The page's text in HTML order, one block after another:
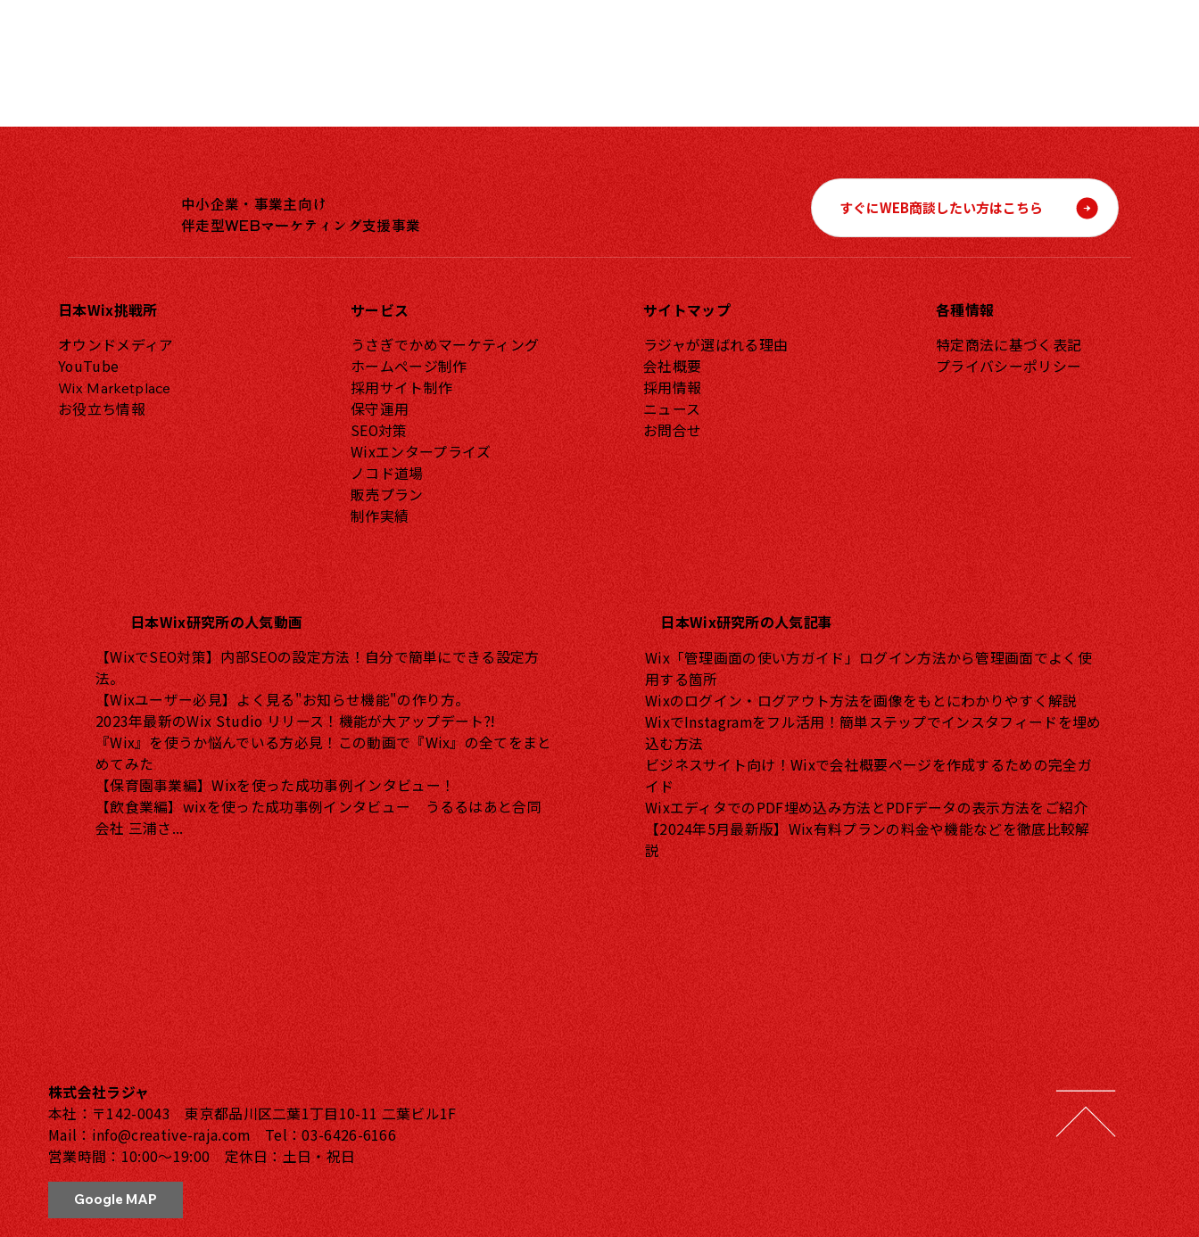
中小企業・事業主向け
伴走型WEBマーケティング支援事業
すぐにWEB商談したい方はこちら
日本Wix挑戦所
オウンドメディア
YouTube
Wix Marketplace
お役立ち情報
サービス
うさぎでかめマーケティング
ホームページ制作
採用サイト制作
保守運用
SEO対策
Wixエンタープライズ
ノコド道場
販売プラン
制作実績
サイトマップ
ラジャが選ばれる理由
会社概要
採用情報
ニュース
お問合せ
各種情報
特定商法に基づく表記
プライバシーポリシー
日本Wix研究所の人気動画
【WixでSEO対策】内部SEOの設定方法！自分で簡単にできる設定方
法。
【Wixユーザー必見】よく見る"お知らせ機能"の作り方。
2023年最新のWix Studio リリース！機能が大アップデート?!
『Wix』を使うか悩んでいる方必見！この動画で『Wix』の全てをまと
めてみた​
【保育園事業編】Wixを使った成功事例インタビュー！
【飲食業編】wixを使った成功事例インタビュー うるるはあと合同
会社 三浦さ...
日本Wix研究所の人気記事
Wix「管理画面の使い方ガイド」ログイン方法から管理画面でよく使
用する箇所
Wixのログイン・ログアウト方法を画像をもとにわかりやすく解説
WixでInstagramをフル活用！簡単ステップでインスタフィードを埋め
込む方法
ビジネスサイト向け！Wixで会社概要ページを作成するための完全ガ
イド
WixエディタでのPDF埋め込み方法とPDFデータの表示方法をご紹介
【2024年5月最新版】Wix有料プランの料金や機能などを徹底比較解
説
株式会社ラジャ
本社：〒142-0043 東京都品川区二葉1丁目10-11 二葉ビル1F
Mail：info@creative-raja.com Tel：03-6426-6166
営業時間：10:00〜19:00 定休日：土日・祝日
Google MAP